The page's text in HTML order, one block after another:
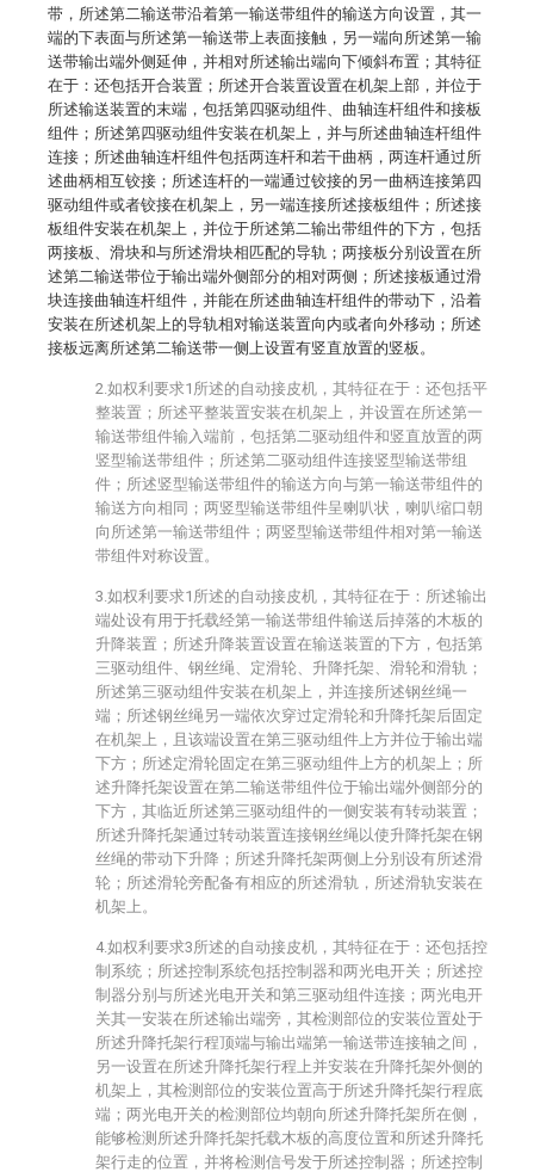
带，所述第二输送带沿着第一输送带组件的输送方向设置，其一
端的下表面与所述第一输送带上表面接触，另一端向所述第一输
送带输出端外侧延伸，并相对所述输出端向下倾斜布置；其特征
在于：还包括开合装置；所述开合装置设置在机架上部，并位于
所述输送装置的末端，包括第四驱动组件、曲轴连杆组件和接板
组件；所述第四驱动组件安装在机架上，并与所述曲轴连杆组件
连接；所述曲轴连杆组件包括两连杆和若干曲柄，两连杆通过所
述曲柄相互铰接；所述连杆的一端通过铰接的另一曲柄连接第四
驱动组件或者铰接在机架上，另一端连接所述接板组件；所述接
板组件安装在机架上，并位于所述第二输出带组件的下方，包括
两接板、滑块和与所述滑块相匹配的导轨；两接板分别设置在所
述第二输送带位于输出端外侧部分的相对两侧；所述接板通过滑
块连接曲轴连杆组件，并能在所述曲轴连杆组件的带动下，沿着
安装在所述机架上的导轨相对输送装置向内或者向外移动；所述
接板远离所述第二输送带一侧上设置有竖直放置的竖板。
2.如权利要求1所述的自动接皮机，其特征在于：还包括平
整装置；所述平整装置安装在机架上，并设置在所述第一
输送带组件输入端前，包括第二驱动组件和竖直放置的两
竖型输送带组件；所述第二驱动组件连接竖型输送带组
件；所述竖型输送带组件的输送方向与第一输送带组件的
输送方向相同；两竖型输送带组件呈喇叭状，喇叭缩口朝
向所述第一输送带组件；两竖型输送带组件相对第一输送
带组件对称设置。
3.如权利要求1所述的自动接皮机，其特征在于：所述输出
端处设有用于托载经第一输送带组件输送后掉落的木板的
升降装置；所述升降装置设置在输送装置的下方，包括第
三驱动组件、钢丝绳、定滑轮、升降托架、滑轮和滑轨；
所述第三驱动组件安装在机架上，并连接所述钢丝绳一
端；所述钢丝绳另一端依次穿过定滑轮和升降托架后固定
在机架上，且该端设置在第三驱动组件上方并位于输出端
下方；所述定滑轮固定在第三驱动组件上方的机架上；所
述升降托架设置在第二输送带组件位于输出端外侧部分的
下方，其临近所述第三驱动组件的一侧安装有转动装置；
所述升降托架通过转动装置连接钢丝绳以使升降托架在钢
丝绳的带动下升降；所述升降托架两侧上分别设有所述滑
轮；所述滑轮旁配备有相应的所述滑轨，所述滑轨安装在
机架上。
4.如权利要求3所述的自动接皮机，其特征在于：还包括控
制系统；所述控制系统包括控制器和两光电开关；所述控
制器分别与所述光电开关和第三驱动组件连接；两光电开
关其一安装在所述输出端旁，其检测部位的安装位置处于
所述升降托架行程顶端与输出端第一输送带连接轴之间，
另一设置在所述升降托架行程上并安装在升降托架外侧的
机架上，其检测部位的安装位置高于所述升降托架行程底
端；两光电开关的检测部位均朝向所述升降托架所在侧，
能够检测所述升降托架托载木板的高度位置和所述升降托
架行走的位置，并将检测信号发于所述控制器；所述控制